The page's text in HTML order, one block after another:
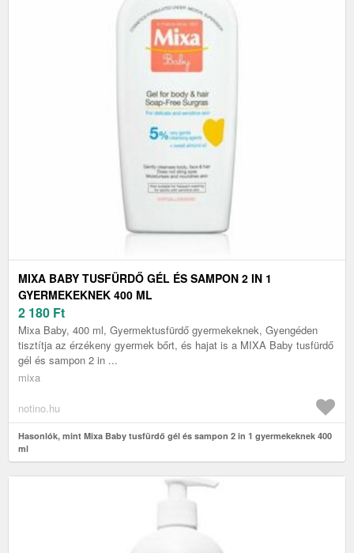
MIXA BABY TUSFÜRDŐ GÉL ÉS SAMPON 2 IN 1
GYERMEKEKNEK 400 ML
2 180 Ft
Mixa Baby, 400 ml, Gyermektusfürdő gyermekeknek, Gyengéden
tisztítja az érzékeny gyermek bőrt, és hajat is a MIXA Baby tusfürdő
gél és sampon 2 in ...
mixa
notino.hu
Hasonlók, mint Mixa Baby tusfürdő gél és sampon 2 in 1 gyermekeknek 400
ml